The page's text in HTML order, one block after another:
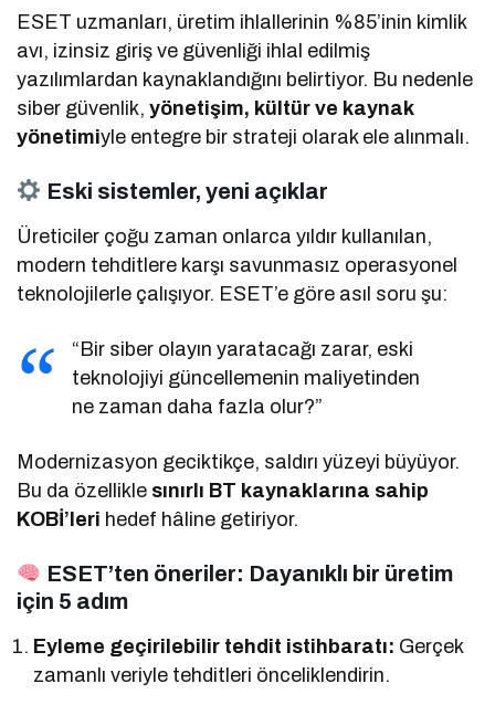
ESET uzmanları, üretim ihlallerinin %85’inin kimlik
avı, izinsiz giriş ve güvenliği ihlal edilmiş
yazılımlardan kaynaklandığını belirtiyor. Bu nedenle
siber güvenlik,yönetişim, kültür ve kaynak
yönetimiyle entegre bir strateji olarak ele alınmalı.
Eski sistemler, yeni açıklar
Üreticiler çoğu zaman onlarca yıldır kullanılan,
modern tehditlere karşı savunmasız operasyonel
teknolojilerle çalışıyor. ESET’e göre asıl soru şu:
“Bir siber olayın yaratacağı zarar, eski
teknolojiyi güncellemenin maliyetinden
ne zaman daha fazla olur?”
Modernizasyon geciktikçe, saldırı yüzeyi büyüyor.
Bu da özellikle sınırlı BT kaynaklarına sahip
KOBİ’leri hedef hâline getiriyor.
ESET’ten öneriler: Dayanıklı bir üretim
için 5 adım
Eyleme geçirilebilir tehdit istihbaratı: Gerçek
zamanlı veriyle tehditleri önceliklendirin.